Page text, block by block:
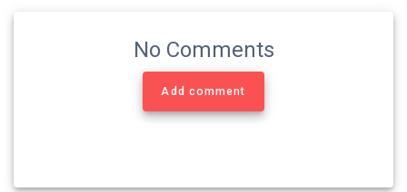
o
o
a
p
No Comments
Add comment